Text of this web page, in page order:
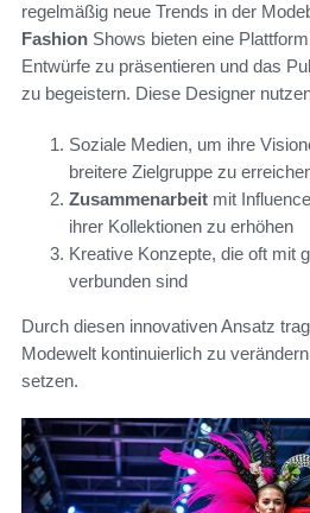
regelmäßig neue Trends in der
Fashion Shows bieten eine
Entwürfe zu präsentieren und das
zu begeistern. Diese Designer
Soziale Medien, um ihre
breitere Zielgruppe zu
Zusammenarbeit mit
ihrer Kollektionen zu erhöhen
Kreative Konzepte, die oft mit
verbunden sind
Durch diesen innovativen Ansatz
Modewelt kontinuierlich zu
setzen.